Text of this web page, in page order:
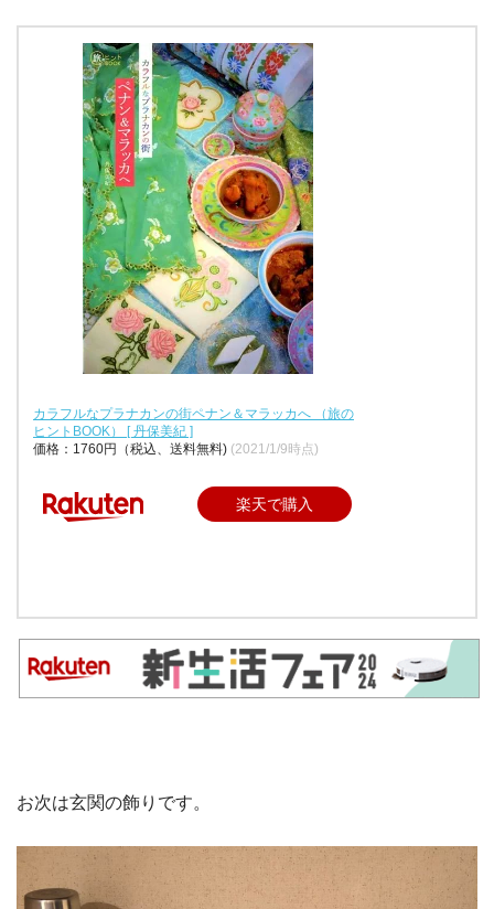
カラフルなプラナカンの街ペナン＆マラッカへ （旅の
ヒントBOOK） [ 丹保美紀 ]
価格：1760円（税込、送料無料) (2021/1/9時点)
楽天で購入
お次は玄関の飾りです。